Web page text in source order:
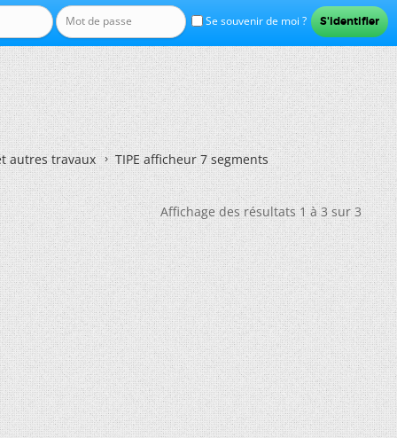
Se souvenir de moi ?
autres travaux TIPE afficheur 7 segments
Affichage des résultats 1 à 3 sur 3